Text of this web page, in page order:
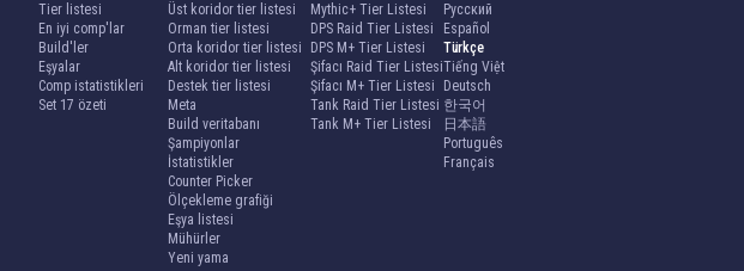
Tier listesi
En iyi comp'lar
Build'ler
Eşyalar
Comp istatistikleri
Set 17 özeti
Üst koridor tier listesi
Orman tier listesi
Orta koridor tier listesi
Alt koridor tier listesi
Destek tier listesi
Meta
Build veritabanı
Şampiyonlar
İstatistikler
Counter Picker
Ölçekleme grafiği
Eşya listesi
Mühürler
Yeni yama
Mythic+ Tier Listesi
DPS Raid Tier Listesi
DPS M+ Tier Listesi
Şifacı Raid Tier Listesi
Şifacı M+ Tier Listesi
Tank Raid Tier Listesi
Tank M+ Tier Listesi
Русский
Español
Türkçe
Tiếng Việt
Deutsch
한국어
日本語
Português
Français